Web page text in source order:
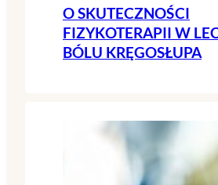
O SKUTECZNOŚCI
FIZYKOTERAPII W
BÓLU KRĘGOSŁUPA